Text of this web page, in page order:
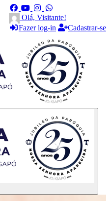
Olá, Visitante!
Fazer log-in
Cadastrar-se